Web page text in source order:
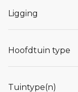
Ligging
Hoofdtuin type
Tuintype(n)